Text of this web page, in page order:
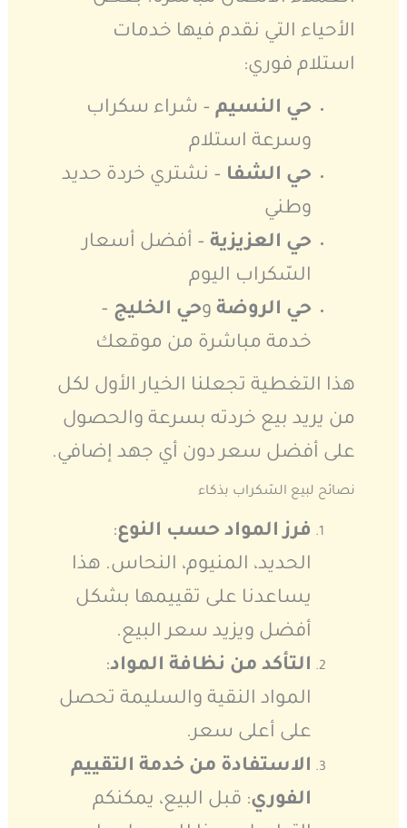
الأحياء التي نقدم فيها خدمات
استلام فوري:
حي النسيم– شراء سكراب
وسرعة استلام
حي الشفا – نشتري خردة حديد
وطني
حي العزيزية– أفضل أسعار
السّكراب اليوم
حي الروضةوحي الخليج –
خدمة مباشرة من موقعك
هذا التغطية تجعلنا الخيار الأول لكل
من يريد بيع خردته بسرعة والحصول
على أفضل سعر دون أي جهد إضافي.
نصائح لبيع السّكراب بذكاء
فرز المواد حسب النوع:
الحديد، المنيوم، النحاس. هذا
يساعدنا على تقييمها بشكل
أفضل ويزيد سعر البيع.
التأكد من نظافة المواد:
المواد النقية والسليمة تحصل
على أعلى سعر.
الاستفادة من خدمة التقييم
الفوري: قبل البيع، يمكنكم